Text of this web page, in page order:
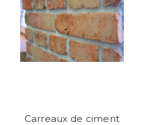
Carreaux de ciment